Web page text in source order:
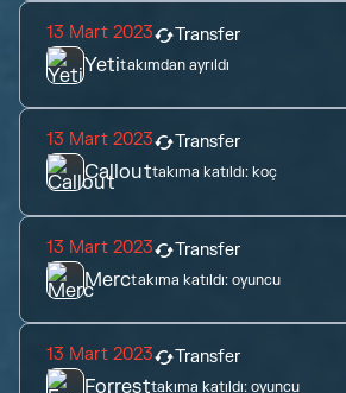
13 Mart 2023 Transfer
Yetitakımdan ayrıldı
13 Mart 2023 Transfer
Callouttakıma katıldı:koç
13 Mart 2023 Transfer
Merctakıma katıldı: oyuncu
13 Mart 2023 Transfer
Forresttakıma katıldı:oyuncu